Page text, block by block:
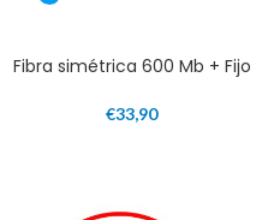
Fibra simétrica 600 Mb + Fijo
€33,90